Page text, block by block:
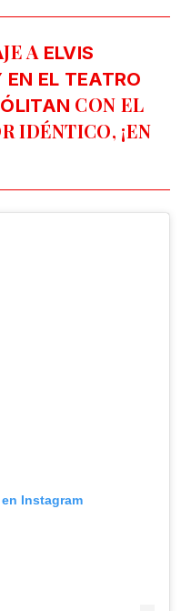
A ELVIS
EN EL TEATRO
CON EL
IDÉNTICO, ¡EN
Instagram